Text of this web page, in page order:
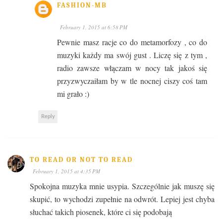
FASHION-MB
February 1, 2015 at 6:58 PM
Pewnie masz racje co do metamorfozy , co do
muzyki każdy ma swój gust . Liczę się z tym ,
radio zawsze włączam w nocy tak jakoś się
przyzwyczaiłam by w tle nocnej ciszy coś tam
mi grało :)
Reply
TO READ OR NOT TO READ
February 1, 2015 at 4:35 PM
Spokojna muzyka mnie usypia. Szczególnie jak muszę się
skupić, to wychodzi zupełnie na odwrót. Lepiej jest chyba
słuchać takich piosenek, które ci się podobają